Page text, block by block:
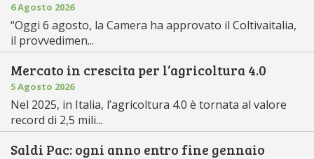
6 Agosto 2026
“Oggi 6 agosto, la Camera ha approvato il Coltivaitalia,
il provvedimen...
Mercato in crescita per l’agricoltura 4.0
5 Agosto 2026
Nel 2025, in Italia, l’agricoltura 4.0 è tornata al valore
record di 2,5 mili...
Saldi Pac: ogni anno entro fine gennaio